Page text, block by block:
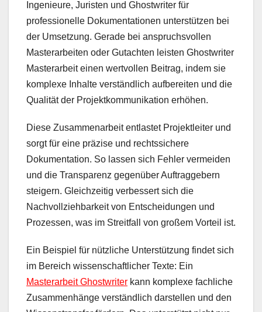
Ingenieure, Juristen und Ghostwriter für
professionelle Dokumentationen unterstützen bei
der Umsetzung. Gerade bei anspruchsvollen
Masterarbeiten oder Gutachten leisten Ghostwriter
Masterarbeit einen wertvollen Beitrag, indem sie
komplexe Inhalte verständlich aufbereiten und die
Qualität der Projektkommunikation erhöhen.
Diese Zusammenarbeit entlastet Projektleiter und
sorgt für eine präzise und rechtssichere
Dokumentation. So lassen sich Fehler vermeiden
und die Transparenz gegenüber Auftraggebern
steigern. Gleichzeitig verbessert sich die
Nachvollziehbarkeit von Entscheidungen und
Prozessen, was im Streitfall von großem Vorteil ist.
Ein Beispiel für nützliche Unterstützung findet sich
im Bereich wissenschaftlicher Texte: Ein
Masterarbeit Ghostwriter kann komplexe fachliche
Zusammenhänge verständlich darstellen und den